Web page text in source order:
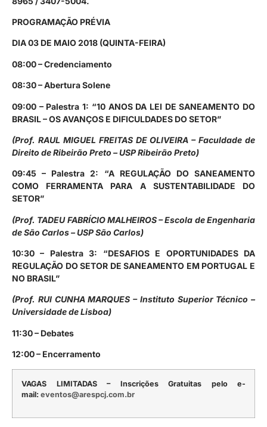
PROGRAMAÇÃO PRÉVIA
DIA 03 DE MAIO 2018 (QUINTA-FEIRA)
08:00 – Credenciamento
08:30 – Abertura Solene
09:00 – Palestra 1: “10 ANOS DA LEI DE SANEAMENTO DO
BRASIL – OS AVANÇOS E DIFICULDADES DO SETOR”
(Prof. RAUL MIGUEL FREITAS DE OLIVEIRA – Faculdade de
Direito de Ribeirão Preto – USP Ribeirão Preto)
09:45 – Palestra 2: “A REGULAÇÃO DO SANEAMENTO
COMO FERRAMENTA PARA A SUSTENTABILIDADE DO
SETOR”
(Prof. TADEU FABRÍCIO MALHEIROS – Escola de Engenharia
de São Carlos – USP São Carlos)
10:30 – Palestra 3: “DESAFIOS E OPORTUNIDADES DA
REGULAÇÃO DO SETOR DE SANEAMENTO EM PORTUGAL E
NO BRASIL”
(Prof. RUI CUNHA MARQUES – Instituto Superior Técnico –
Universidade de Lisboa)
11:30 – Debates
12:00 – Encerramento
VAGAS LIMITADAS – Inscrições Gratuitas pelo e-
mail: eventos@arespcj.com.br